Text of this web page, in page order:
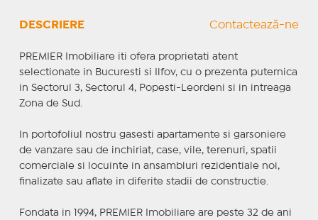
DESCRIERE Contactează-ne
PREMIER Imobiliare iti ofera proprietati atent
selectionate in Bucuresti si Ilfov, cu o prezenta puternica
in Sectorul 3, Sectorul 4, Popesti-Leordeni si in intreaga
Zona de Sud.
In portofoliul nostru gasesti apartamente si garsoniere
de vanzare sau de inchiriat, case, vile, terenuri, spatii
comerciale si locuinte in ansambluri rezidentiale noi,
finalizate sau aflate in diferite stadii de constructie.
Fondata in 1994, PREMIER Imobiliare are peste 32 de ani